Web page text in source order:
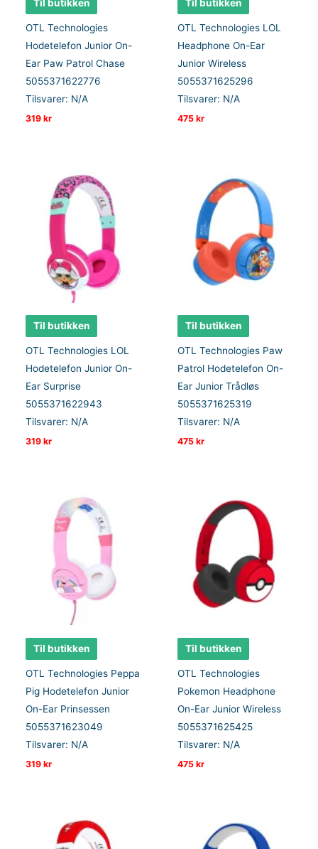
Til butikken
OTL Technologies
Hodetelefon Junior On-
Ear Paw Patrol Chase
5055371622776
Tilsvarer: N/A
319kr
Til butikken
OTL Technologies LOL
Headphone On-Ear
Junior Wireless
5055371625296
Tilsvarer: N/A
475kr
Til butikken
OTL Technologies LOL
Hodetelefon Junior On-
Ear Surprise
5055371622943
Tilsvarer: N/A
319kr
Til butikken
OTL Technologies Paw
Patrol Hodetelefon On-
Ear Junior Trådløs
5055371625319
Tilsvarer: N/A
475kr
Til butikken
OTL Technologies Peppa
Pig Hodetelefon Junior
On-Ear Prinsessen
5055371623049
Tilsvarer: N/A
319kr
Til butikken
OTL Technologies
Pokemon Headphone
On-Ear Junior Wireless
5055371625425
Tilsvarer: N/A
475kr